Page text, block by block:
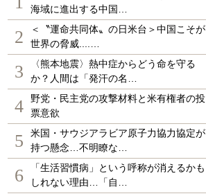
海域に進出する中国…
2
＜〝運命共同体〟の日米台＞中国こそが
世界の脅威....…
3
〈熊本地震〉熱中症からどう命を守る
か？人間は「発汗の名…
4
野党・民主党の攻撃材料と米有権者の投
票意欲
5
米国・サウジアラビア原子力協力協定が
持つ懸念…不明瞭な…
6
「生活習慣病」という呼称が消えるかも
しれない理由…「自…